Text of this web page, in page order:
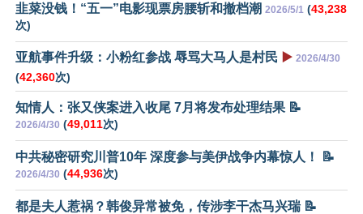
韭菜没钱！“五一”电影现票房腰斩和撤档潮 2026/5/1 (43,238
次)
亚航事件升级：小粉红参战 辱骂大马人是村民 ▶️ 2026/4/30
(42,360次)
知情人：张又侠案进入收尾 7月将发布处理结果 📝
2026/4/30 (49,011次)
中共秘密研究川普10年 深度参与美伊战争内幕惊人！ 📝
2026/4/30 (44,936次)
都是夫人惹祸？韩俊异常被免，传涉李干杰马兴瑞 📝